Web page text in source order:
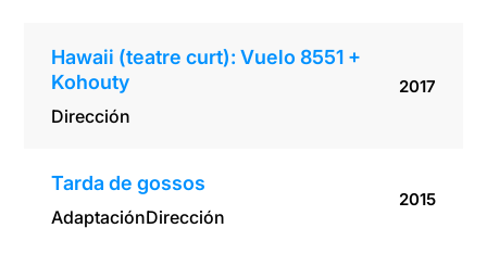
Hawaii (teatre curt): Vuelo 8551 +
Kohouty
Dirección
2017
Tarda de gossos
AdaptaciónDirección
2015